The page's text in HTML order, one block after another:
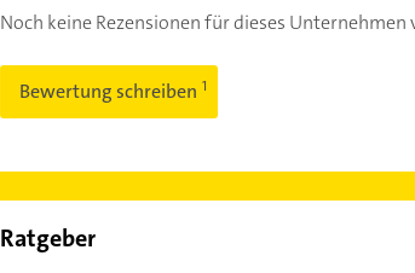
Noch keine Rezensionen für dieses Unternehmen
Bewertung schreiben
Ratgeber